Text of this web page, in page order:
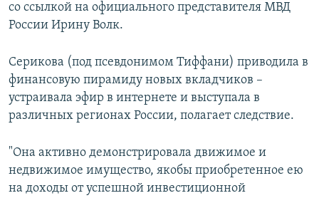
со ссылкой на официального представителя МВД
России Ирину Волк.
Серикова (под псевдонимом Тиффани) приводила в
финансовую пирамиду новых вкладчиков –
устраивала эфир в интернете и выступала в
различных регионах России, полагает следствие.
"Она активно демонстрировала движимое и
недвижимое имущество, якобы приобретенное ею
на доходы от успешной инвестиционной